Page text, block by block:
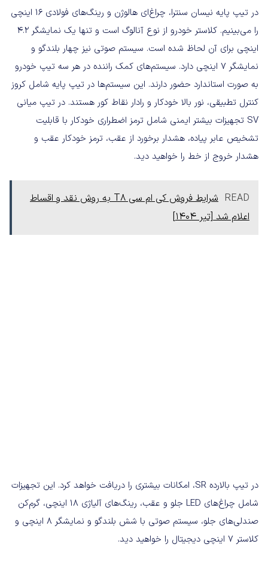
در تیپ پایه نیسان سنترا، چراغ‌ای هالوژن و رینگ‌های فولادی 16 اینچی
را می‌بینیم. کلاستر خودرو از نوع آنالوگ است و تنها یک نمایشگر 4.2
اینچی برای آن لحاظ شده است. سیستم صوتی نیز چهار بلندگو و
نمایشگر 7 اینچی دارد. سیستم‌های کمک راننده در هر سه تیپ خودرو
به صورت استاندارد حضور دارند. این سیستم‌ها در تیپ پایه شامل کروز
کنترل تطبیقی، نور بالا خودکار و رادار نقاط کور هستند. در تیپ میانی
SV تجهیزات بیشتر ایمنی شامل ترمز اضطراری خودکار با قابلیت
تشخیص عابر پیاده، هشدار برخورد از عقب، ترمز خودکار عقب و
هشدار خروج از خط را خواهید دید.
READ
شرایط فروش کی ام سی T8‌ به روش نقد و اقساط
اعلام شد [تیر ۱۴۰۴]
در تیپ بالارده SR، امکانات بیشتری را دریافت خواهد کرد. این تجهیزات
شامل چراغ‌های LED‌ جلو و عقب، رینگ‌های آلیاژی 18 اینچی، گرم‌کن
صندلی‌های جلو، سیستم صوتی با شش بلندگو و نمایشگر 8 اینچی و
کلاستر 7 اینچی دیجیتال را خواهید دید.